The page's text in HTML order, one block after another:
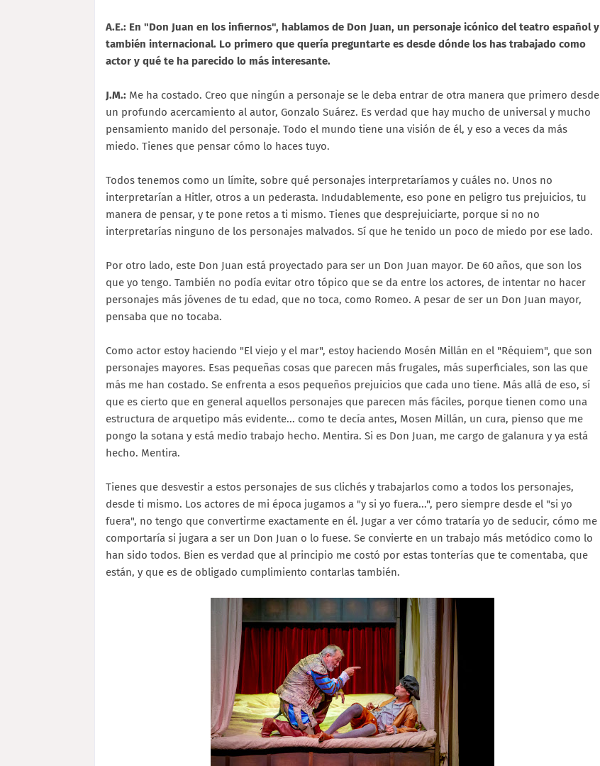
A.E.: En "Don Juan en los infiernos", hablamos de Don Juan, un personaje icónico del teatro español y
también internacional. Lo primero que quería preguntarte es desde dónde los has trabajado como
actor y qué te ha parecido lo más interesante.
J.M.: Me ha costado. Creo que ningún a personaje se le deba entrar de otra manera que primero desde
un profundo acercamiento al autor, Gonzalo Suárez. Es verdad que hay mucho de universal y mucho
pensamiento manido del personaje. Todo el mundo tiene una visión de él, y eso a veces da más
miedo. Tienes que pensar cómo lo haces tuyo.
Todos tenemos como un límite, sobre qué personajes interpretaríamos y cuáles no. Unos no
interpretarían a Hitler, otros a un pederasta. Indudablemente, eso pone en peligro tus prejuicios, tu
manera de pensar, y te pone retos a ti mismo. Tienes que desprejuiciarte, porque si no no
interpretarías ninguno de los personajes malvados. Sí que he tenido un poco de miedo por ese lado.
Por otro lado, este Don Juan está proyectado para ser un Don Juan mayor. De 60 años, que son los
que yo tengo. También no podía evitar otro tópico que se da entre los actores, de intentar no hacer
personajes más jóvenes de tu edad, que no toca, como Romeo. A pesar de ser un Don Juan mayor,
pensaba que no tocaba.
Como actor estoy haciendo "El viejo y el mar", estoy haciendo Mosén Millán en el "Réquiem", que son
personajes mayores. Esas pequeñas cosas que parecen más frugales, más superficiales, son las que
más me han costado. Se enfrenta a esos pequeños prejuicios que cada uno tiene. Más allá de eso, sí
que es cierto que en general aquellos personajes que parecen más fáciles, porque tienen como una
estructura de arquetipo más evidente... como te decía antes, Mosen Millán, un cura, pienso que me
pongo la sotana y está medio trabajo hecho. Mentira. Si es Don Juan, me cargo de galanura y ya está
hecho. Mentira.
Tienes que desvestir a estos personajes de sus clichés y trabajarlos como a todos los personajes,
desde ti mismo. Los actores de mi época jugamos a "y si yo fuera...", pero siempre desde el "si yo
fuera", no tengo que convertirme exactamente en él. Jugar a ver cómo trataría yo de seducir, cómo me
comportaría si jugara a ser un Don Juan o lo fuese. Se convierte en un trabajo más metódico como lo
han sido todos. Bien es verdad que al principio me costó por estas tonterías que te comentaba, que
están, y que es de obligado cumplimiento contarlas también.